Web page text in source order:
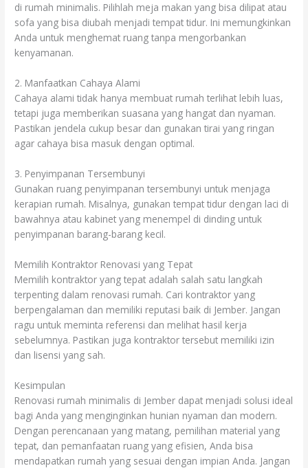
di rumah minimalis. Pilihlah meja makan yang bisa dilipat atau
sofa yang bisa diubah menjadi tempat tidur. Ini memungkinkan
Anda untuk menghemat ruang tanpa mengorbankan
kenyamanan.
2. Manfaatkan Cahaya Alami
Cahaya alami tidak hanya membuat rumah terlihat lebih luas,
tetapi juga memberikan suasana yang hangat dan nyaman.
Pastikan jendela cukup besar dan gunakan tirai yang ringan
agar cahaya bisa masuk dengan optimal.
3. Penyimpanan Tersembunyi
Gunakan ruang penyimpanan tersembunyi untuk menjaga
kerapian rumah. Misalnya, gunakan tempat tidur dengan laci di
bawahnya atau kabinet yang menempel di dinding untuk
penyimpanan barang-barang kecil.
Memilih Kontraktor Renovasi yang Tepat
Memilih kontraktor yang tepat adalah salah satu langkah
terpenting dalam renovasi rumah. Cari kontraktor yang
berpengalaman dan memiliki reputasi baik di Jember. Jangan
ragu untuk meminta referensi dan melihat hasil kerja
sebelumnya. Pastikan juga kontraktor tersebut memiliki izin
dan lisensi yang sah.
Kesimpulan
Renovasi rumah minimalis di Jember dapat menjadi solusi ideal
bagi Anda yang menginginkan hunian nyaman dan modern.
Dengan perencanaan yang matang, pemilihan material yang
tepat, dan pemanfaatan ruang yang efisien, Anda bisa
mendapatkan rumah yang sesuai dengan impian Anda. Jangan